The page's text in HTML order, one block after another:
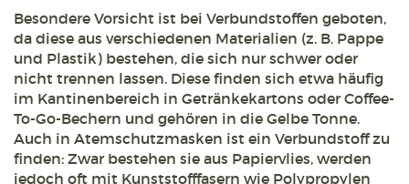
Besondere Vorsicht ist bei Verbundstoffen geboten,
da diese aus verschiedenen Materialien (z. B. Pappe
und Plastik) bestehen, die sich nur schwer oder
nicht trennen lassen. Diese finden sich etwa häufig
im Kantinenbereich in Getränkekartons oder Coffee-
To-Go-Bechern und gehören in die Gelbe Tonne.
Auch in Atemschutzmasken ist ein Verbundstoff zu
finden: Zwar bestehen sie aus Papiervlies, werden
jedoch oft mit Kunststofffasern wie Polypropylen